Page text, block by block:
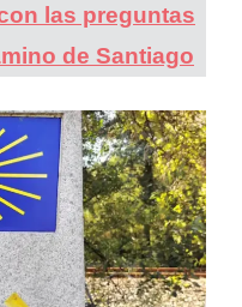
las preguntas
de Santiago